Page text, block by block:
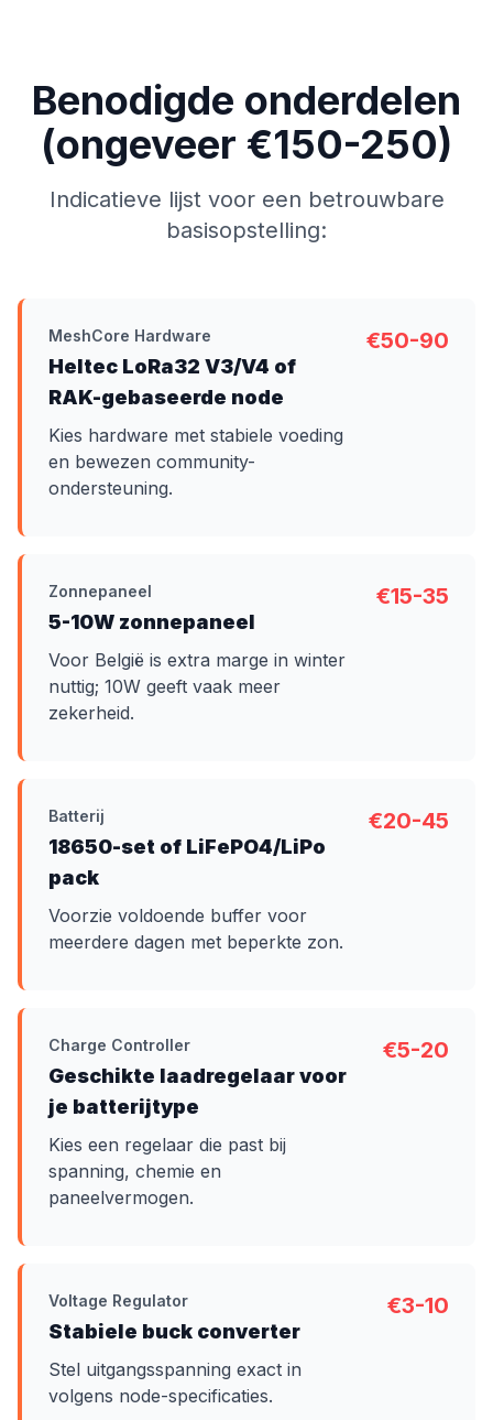
Benodigde onderdelen
(ongeveer €150-250)
Indicatieve lijst voor een betrouwbare
basisopstelling:
MeshCore Hardware
Heltec LoRa32 V3/V4 of
RAK-gebaseerde node
Kies hardware met stabiele voeding
en bewezen community-
ondersteuning.
€50-90
Zonnepaneel
5-10W zonnepaneel
Voor België is extra marge in winter
nuttig; 10W geeft vaak meer
zekerheid.
€15-35
Batterij
18650-set of LiFePO4/LiPo
pack
Voorzie voldoende buffer voor
meerdere dagen met beperkte zon.
€20-45
Charge Controller
Geschikte laadregelaar voor
je batterijtype
Kies een regelaar die past bij
spanning, chemie en
paneelvermogen.
€5-20
Voltage Regulator
Stabiele buck converter
Stel uitgangsspanning exact in
volgens node-specificaties.
€3-10